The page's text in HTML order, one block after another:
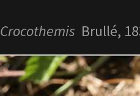
Crocothemis Brullé,